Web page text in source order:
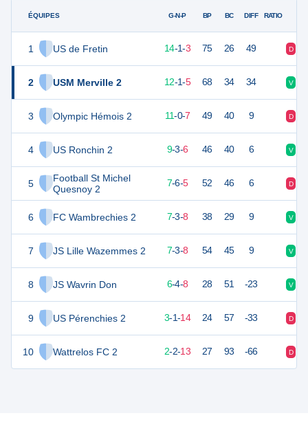
ÉQUIPES
1 US de Fretin
2 USM Merville 2
3 Olympic Hémois 2
4 US Ronchin 2
5
Football St Michel
Quesnoy 2
6 FC Wambrechies 2
7 JS Lille Wazemmes 2
8 JS Wavrin Don
9 US Pérenchies 2
10 Wattrelos FC 2
G-N-P BP BC DIFF RATIO
14-1-3 75 26 49 D
37 12-1-5 68 34 34 V
33 11-0-7 49 40 9 D
9-3-6 46 40 6 V
27 7-6-5 52 46 6 D
24 7-3-8 38 29 9 V
24 18 7-3-8 54 45 9 V
6-4-8 28 51 -23 V
10 3-1-14 24 57 -33 D
2-2-13 27 93 -66 D